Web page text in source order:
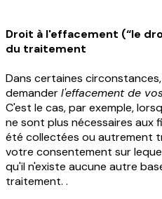
Droit à l'effacement (“le
du traitement
Dans certaines
demanderl'effacement de
C'est le cas, par exemple,
ne sont plus nécessaires aux
été collectées ou autrement
votre consentement sur
qu'il n'existe aucune autre
traitement. .